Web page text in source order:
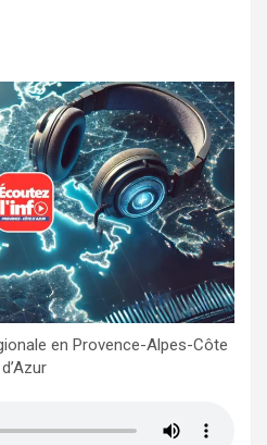
en Provence-Alpes-Côte
d’Azur